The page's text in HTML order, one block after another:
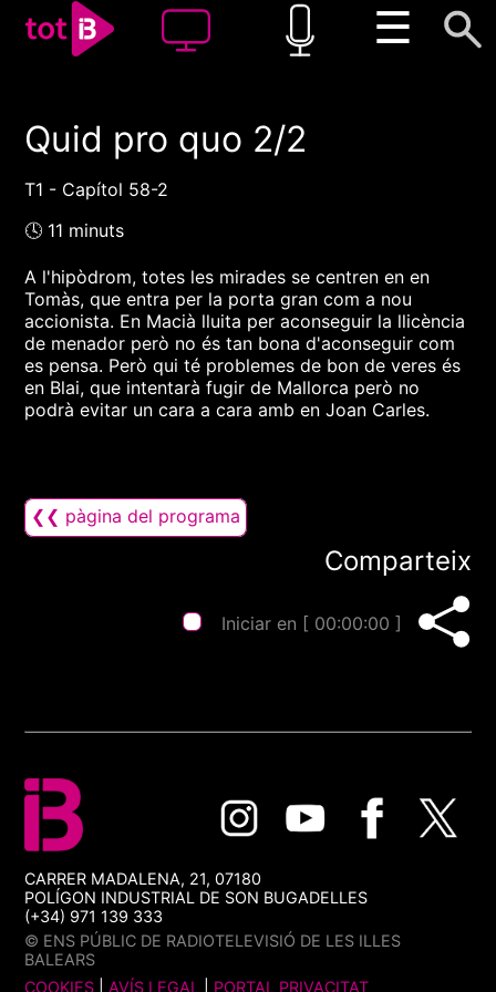
☰
00:00 00:00
1x
Quid pro quo 2/2
T1 - Capítol 58-2
🕓 11 minuts
A l'hipòdrom, totes les mirades se centren en en
Tomàs, que entra per la porta gran com a nou
accionista. En Macià lluita per aconseguir la llicència
de menador però no és tan bona d'aconseguir com
es pensa. Però qui té problemes de bon de veres és
en Blai, que intentarà fugir de Mallorca però no
podrà evitar un cara a cara amb en Joan Carles.
❮❮ pàgina del programa
Comparteix
Iniciar en [ 00:00:00 ]
CARRER MADALENA, 21, 07180
POLÍGON INDUSTRIAL DE SON BUGADELLES
(+34) 971 139 333
© ENS PÚBLIC DE RADIOTELEVISIÓ DE LES ILLES
BALEARS
COOKIES
AVÍS LEGAL PORTAL PRIVACITAT